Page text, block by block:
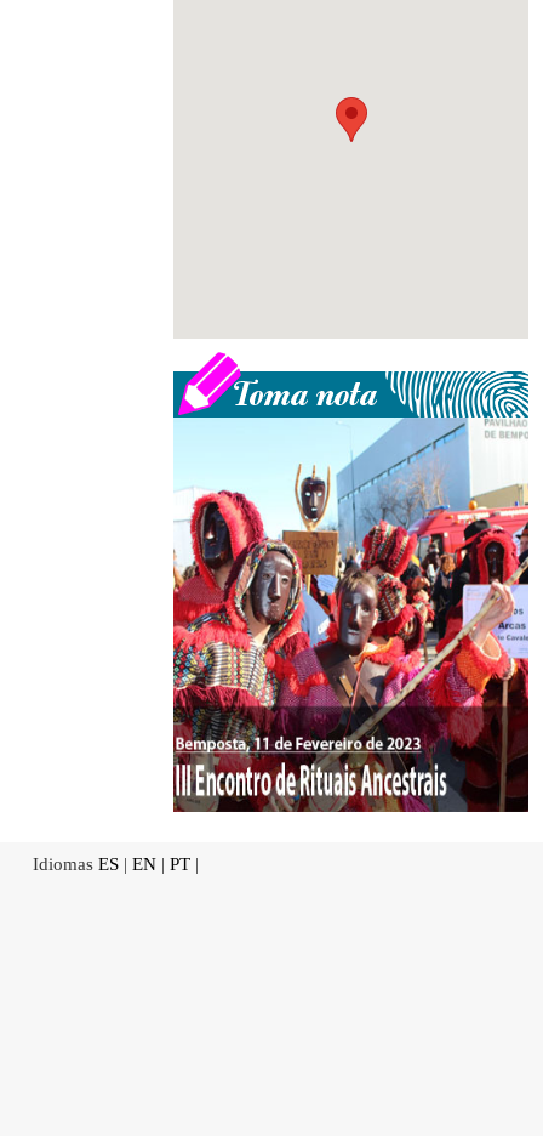
Idiomas ES | EN | PT |